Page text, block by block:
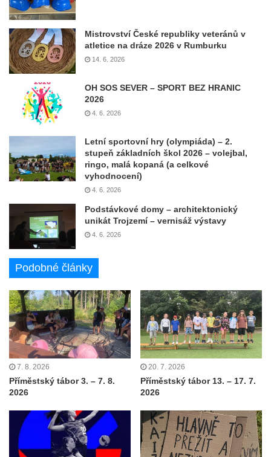
Mistrovství České republiky veteránů v
atletice na dráze 2026 v Rumburku
14. 6. 2026
OH SOS SEVER – SPORT BEZ HRANIC
2026
4. 6. 2026
Letní sportovní hry (olympiáda) – 2.
stupeň základních škol 2026 – volejbal,
ringo, malá kopaná (a celkové
vyhodnocení)
4. 6. 2026
Podstávkové domy – architektonický
unikát Trojzemí – vernisáž výstavy
4. 6. 2026
Podobné články
7. 8. 2026
Příměstský tábor 3. – 7. 8.
2026
20. 7. 2026
Příměstský tábor 13. – 17. 7.
2026